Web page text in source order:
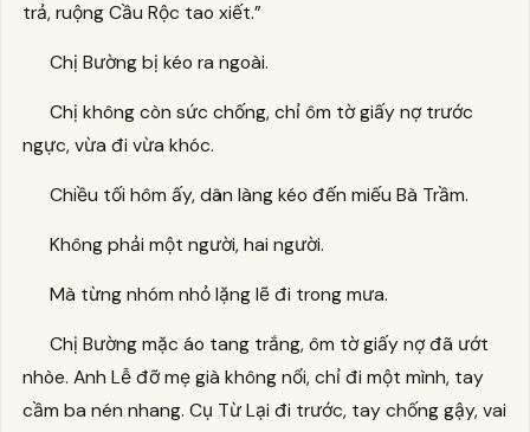
trả, ruộng Cầu Rộc tao xiết.”
Chị Bường bị kéo ra ngoài.
Chị không còn sức chống, chỉ ôm tờ giấy nợ trước
ngực, vừa đi vừa khóc.
Chiều tối hôm ấy, dân làng kéo đến miếu Bà Trầm.
Không phải một người, hai người.
Mà từng nhóm nhỏ lặng lẽ đi trong mưa.
Chị Bường mặc áo tang trắng, ôm tờ giấy nợ đã ướt
nhòe. Anh Lễ đỡ mẹ già không nổi, chỉ đi một mình, tay
cầm ba nén nhang. Cụ Từ Lại đi trước, tay chống gậy, vai